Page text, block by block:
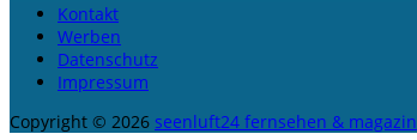
Kontakt
Werben
Datenschutz
Impressum
Copyright © 2026 seenluft24 fernsehen & magazin